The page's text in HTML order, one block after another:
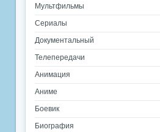
Мультфильмы
Сериалы
Документальный
Телепередачи
Анимация
Аниме
Боевик
Биография